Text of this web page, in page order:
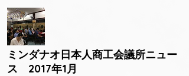
ミンダナオ日本人商工会議所ニュー
ス 2017年1月